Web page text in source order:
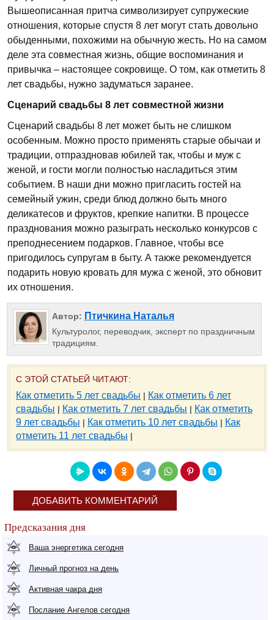
Вышеописанная притча символизирует супружеские
отношения, которые спустя 8 лет могут стать довольно
обыденными, похожими на обычную жесть. Но на самом
деле эта совместная жизнь, общие воспоминания и
привычка – настоящее сокровище. О том, как отметить 8
лет свадьбы, нужно задуматься заранее.
Сценарий свадьбы 8 лет совместной жизни
Сценарий свадьбы 8 лет может быть не слишком
особенным. Можно просто применять старые обычаи и
традиции, отпраздновав юбилей так, чтобы и муж с
женой, и гости могли полностью насладиться этим
событием. В наши дни можно пригласить гостей на
семейный ужин, среди блюд должно быть много
деликатесов и фруктов, крепкие напитки. В процессе
празднования можно разыграть несколько конкурсов с
преподнесением подарков. Главное, чтобы все
пригодилось супругам в быту. А также рекомендуется
подарить новую кровать для мужа с женой, это обновит
их отношения.
Автор: Птичкина Наталья
Культуролог, переводчик, эксперт по праздничным
традициям.
С ЭТОЙ СТАТЬЕЙ ЧИТАЮТ:
Как отметить 5 лет свадьбы | Как отметить 6 лет
свадьбы | Как отметить 7 лет свадьбы | Как отметить
9 лет свадьбы | Как отметить 10 лет свадьбы | Как
отметить 11 лет свадьбы |
ДОБАВИТЬ КОММЕНТАРИЙ
Предсказания дня
Ваша энергетика сегодня
Личный прогноз на день
Активная чакра дня
Послание Ангелов сегодня